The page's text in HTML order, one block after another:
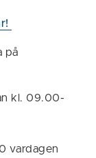
på
kl. 09.00-
vardagen